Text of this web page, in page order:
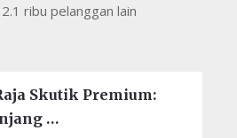
ribu pelanggan lain
Skutik Premium:
…